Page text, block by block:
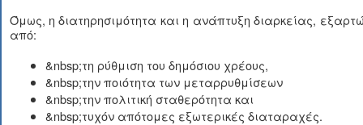
Όμως, η διατηρησιμότητα και η ανάπτυξη διαρκείας,
από:
&nbsp;τη ρύθμιση του δημόσιου χρέους,
&nbsp;την ποιότητα των μεταρρυθμίσεων
&nbsp;την πολιτική σταθερότητα και
&nbsp;τυχόν απότομες εξωτερικές διαταραχές.